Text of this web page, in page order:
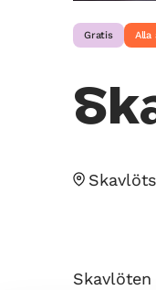
Gratis Alla